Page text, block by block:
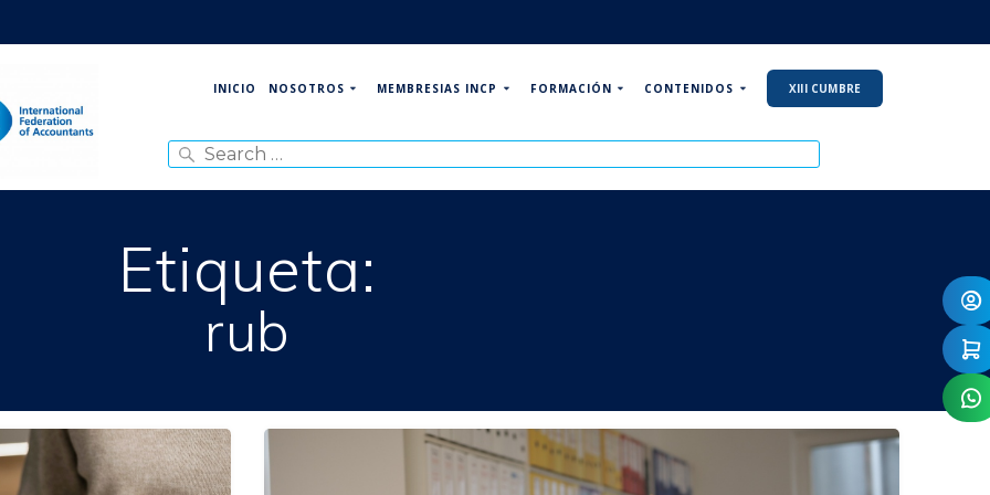
INICIO NOSOTROS MEMBRESIAS INCP FORMACIÓN CONTENIDOS XIII CUMBRE
for:
Etiqueta:
rub